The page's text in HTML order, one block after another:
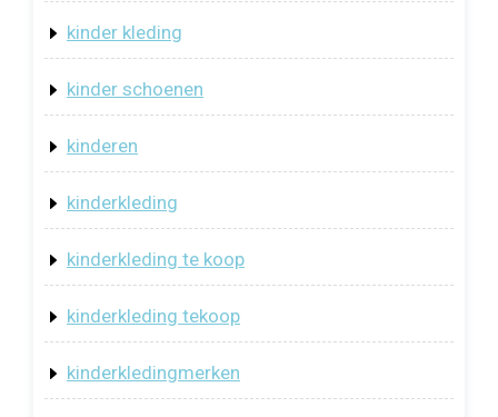
kinder kleding
kinder schoenen
kinderen
kinderkleding
kinderkleding te koop
kinderkleding tekoop
kinderkledingmerken